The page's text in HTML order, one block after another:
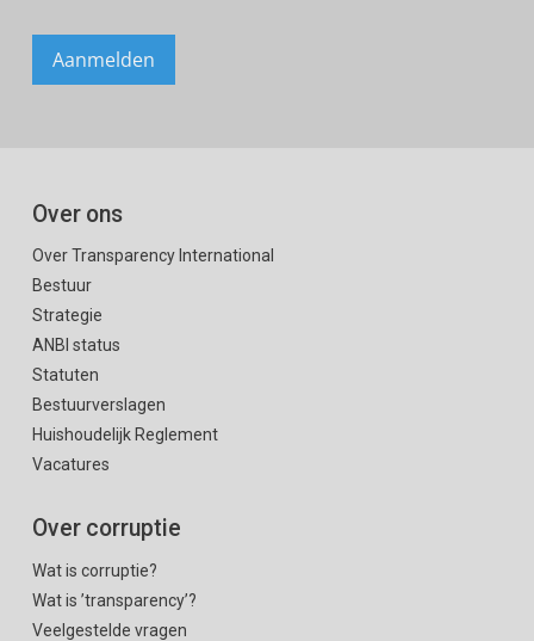
Over ons
Over Transparency International
Bestuur
Strategie
ANBI status
Statuten
Bestuurverslagen
Huishoudelijk Reglement
Vacatures
Over corruptie
Wat is corruptie?
Wat is ’transparency’?
Veelgestelde vragen